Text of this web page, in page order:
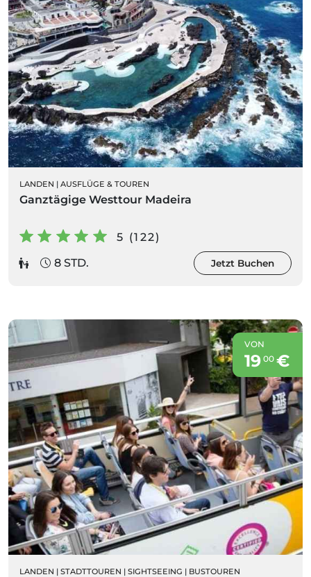
LANDEN | AUSFLÜGE & TOUREN
Ganztägige Westtour Madeira
5 (122)
8 STD.
Jetzt Buchen
VON
19 00€
LANDEN | STADTTOUREN | SIGHTSEEING | BUSTOUREN